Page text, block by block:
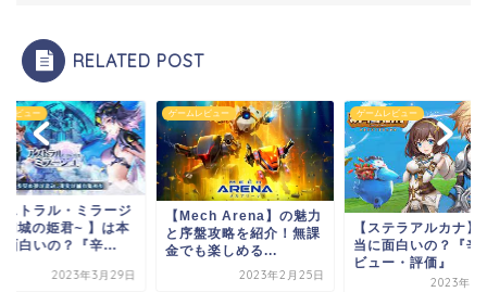
RELATED POST
レビュー
ストラル・ミラージ
幻城の姫君~ 】は本
面白いの？『辛...
2023年3月29日
ゲームレビュー
【Mech Arena】の魅力
と序盤攻略を紹介！無課
金でも楽しめる...
2023年2月25日
ゲームレビュー
【ステラアルカナ】
当に面白いの？『辛
ビュー・評価』
2023年3